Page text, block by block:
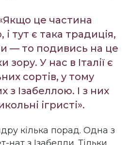
це частина
і тут є така традиція,
— то подивись на це
зору. У нас в Італії є
сортів, у тому
з Ізабеллою. І з них
ігристі».
кілька порад. Одна з